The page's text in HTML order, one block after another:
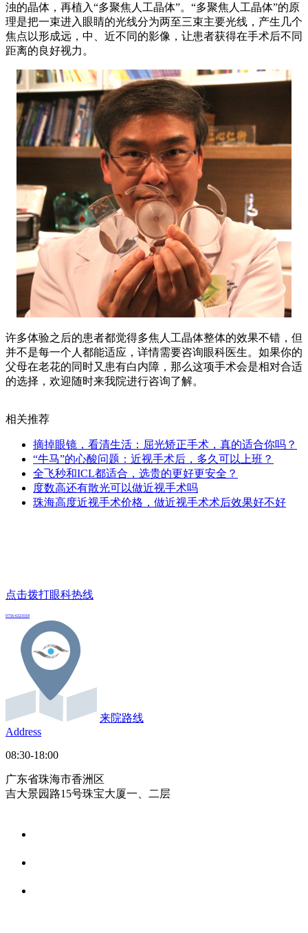
浊的晶体，再植入“多聚焦人工晶体”。“多聚焦人工晶体”的原
理是把一束进入眼睛的光线分为两至三束主要光线，产生几个
焦点以形成远，中、近不同的影像，让患者获得在手术后不同
距离的良好视力。
许多体验之后的患者都觉得多焦人工晶体整体的效果不错，但
并不是每一个人都能适应，详情需要咨询眼科医生。如果你的
父母在老花的同时又患有白内障，那么这项手术会是相对合适
的选择，欢迎随时来我院进行咨询了解。
相关推荐
摘掉眼镜，看清生活：屈光矫正手术，真的适合你吗？
“牛马”的心酸问题：近视手术后，多久可以上班？
全飞秒和ICL都适合，选贵的更好更安全？
度数高还有散光可以做近视手术吗
珠海高度近视手术价格，做近视手术术后效果好不好
点击拨打眼科热线
0756-6321018
来院路线
Address
08:30-18:00
广东省珠海市香洲区
吉大景园路15号珠宝大厦一、二层